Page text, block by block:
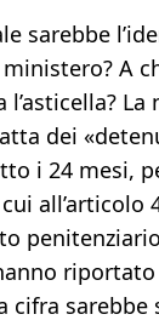
sarebbe
A
La
dei
i 24 mesi,
all’articolo
riportato
cifra sarebbe